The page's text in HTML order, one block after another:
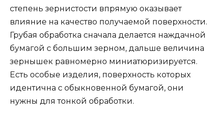
степень зернистости впрямую оказывает
влияние на качество получаемой поверхности.
Грубая обработка сначала делается наждачной
бумагой с большим зерном, дальше величина
зернышек равномерно миниатюризируется.
Есть особые изделия, поверхность которых
идентична с обыкновенной бумагой, они
нужны для тонкой обработки.